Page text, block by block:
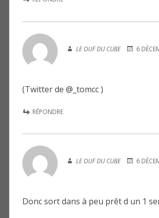
LE OUF DU CUBE 6
(Twitter de @_tomcc )
RÉPONDRE
LE OUF DU CUBE 6
Donc sort dans à peu prêt d un 1